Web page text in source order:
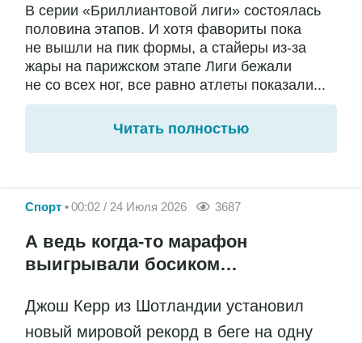
В серии «Бриллиантовой лиги» состоялась
половина этапов. И хотя фавориты пока
не вышли на пик формы, а стайеры из-за
жары на парижском этапе Лиги бежали
не со всех ног, все равно атлеты показали...
Читать полностью
Спорт 00:02 / 24 Июля 2026 3687
А ведь когда-то марафон
выигрывали босиком…
Джош Керр из Шотландии установил
новый мировой рекорд в беге на одну